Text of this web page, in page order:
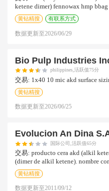
ketene dimer) fennowax hmp
黄钻精搜 有联系方式
数据更新至2026/06/29
Bio Pulp Industries
philippines,活跃值75分
交易: 1x40 10 mic akd surface
黄钻精搜
数据更新至2026/06/25
Evolucion An Dina
国际公司,活跃值65分
交易: producto cera akd (alkil
(dimer de alkil ketene). nombre
黄钻精搜
数据更新至2011/09/12